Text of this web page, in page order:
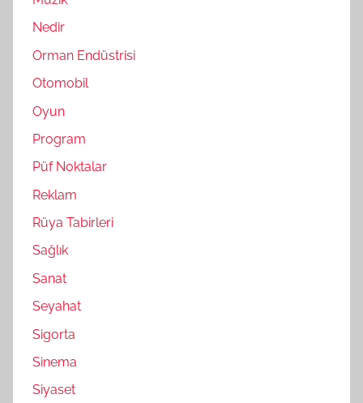
Nedir
Orman Endüstrisi
Otomobil
Oyun
Program
Püf Noktalar
Reklam
Rüya Tabirleri
Sağlık
Sanat
Seyahat
Sigorta
Sinema
Siyaset